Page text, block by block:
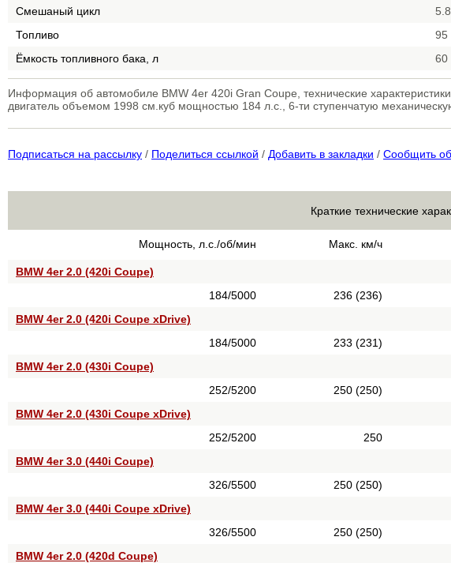
Смешаный цикл
Топливо
95
Ёмкость топливного бака, л
60
Информация об автомобиле BMW 4er 420i Gran Coupe, технические
двигатель объемом 1998 см.куб мощностью 184 л.с., 6-ти ступенчатую
Подписаться на рассылку / Поделиться ссылкой / Добавить в закладки / Сообщить
Краткие технические
Мощность, л.с./об/мин Макс. км/ч
BMW 4er 2.0 (420i Coupe)
184/5000
236 (236)
BMW 4er 2.0 (420i Coupe xDrive)
184/5000
233 (231)
BMW 4er 2.0 (430i Coupe)
252/5200
250 (250)
BMW 4er 2.0 (430i Coupe xDrive)
252/5200
250
BMW 4er 3.0 (440i Coupe)
326/5500
250 (250)
BMW 4er 3.0 (440i Coupe xDrive)
326/5500
250 (250)
BMW 4er 2.0 (420d Coupe)